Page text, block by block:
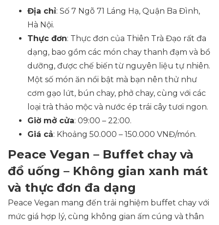
Địa chỉ: Số 7 Ngõ 71 Láng Hạ, Quận Ba Đình,
Hà Nội.
Thực đơn: Thực đơn của Thiên Trà Đạo rất đa
dạng, bao gồm các món chay thanh đạm và bổ
dưỡng, được chế biến từ nguyên liệu tự nhiên.
Một số món ăn nổi bật mà bạn nên thử như
cơm gạo lứt, bún chay, phở chay, cùng với các
loại trà thảo mộc và nước ép trái cây tươi ngon.
Giờ mở cửa: 09:00 – 22:00.
Giá cả: Khoảng 50.000 – 150.000 VNĐ/món.
Peace Vegan – Buffet chay và
đồ uống – Không gian xanh mát
và thực đơn đa dạng
Peace Vegan mang đến trải nghiệm buffet chay với
mức giá hợp lý, cùng không gian ấm cúng và thân